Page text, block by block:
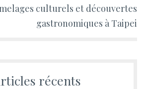
culturels et découvertes
gastronomiques à Taipei
récents